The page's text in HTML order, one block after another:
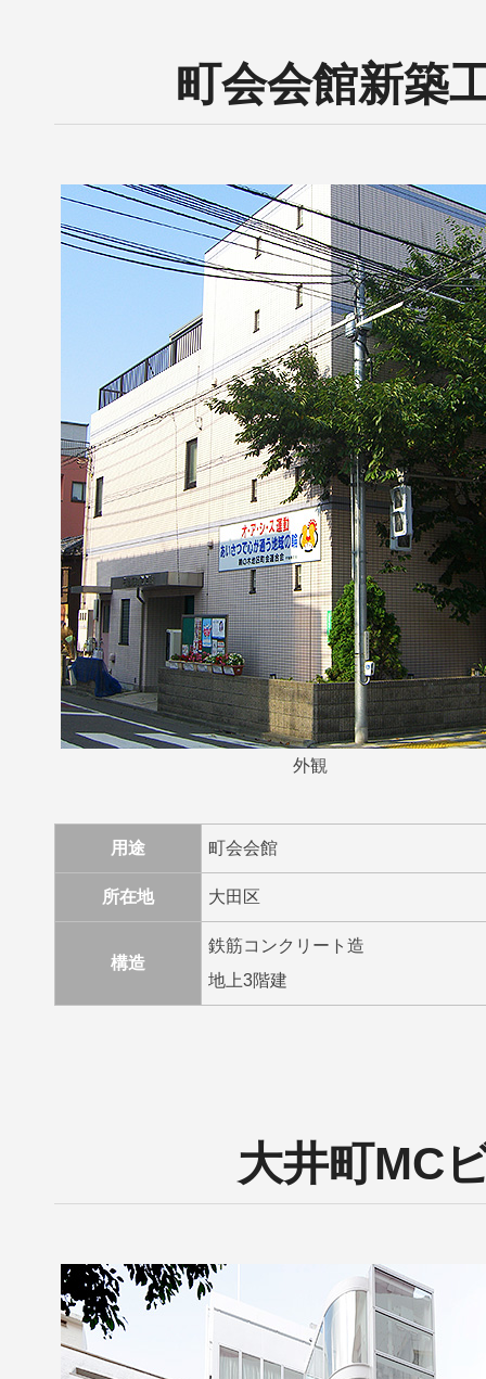
町会会館新築
外観
用途 町会会館
所在地 大田区
構造
鉄筋コンクリート造
地上3階建
大井町MC